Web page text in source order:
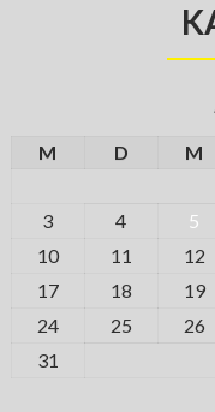
M D M
3
4 5
10
11 12
17
18 19
24
25 26
31